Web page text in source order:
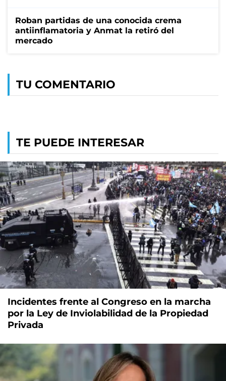
Roban partidas de una conocida crema
antiinflamatoria y Anmat la retiró del
mercado
TU COMENTARIO
TE PUEDE INTERESAR
Incidentes frente al Congreso en la marcha
por la Ley de Inviolabilidad de la Propiedad
Privada